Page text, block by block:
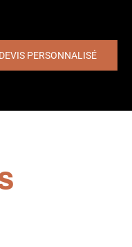
DEVIS PERSONNALISÉ